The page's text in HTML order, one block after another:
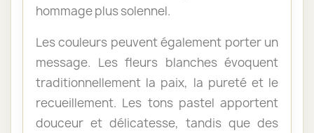
hommage plus solennel.
Les couleurs peuvent également porter un
message. Les fleurs blanches évoquent
traditionnellement la paix, la pureté et le
recueillement. Les tons pastel apportent
douceur et délicatesse, tandis que des